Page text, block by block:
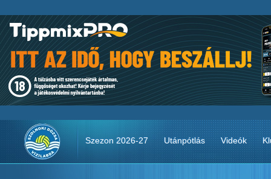
Szezon 2026-27 Utánpótlás Videók